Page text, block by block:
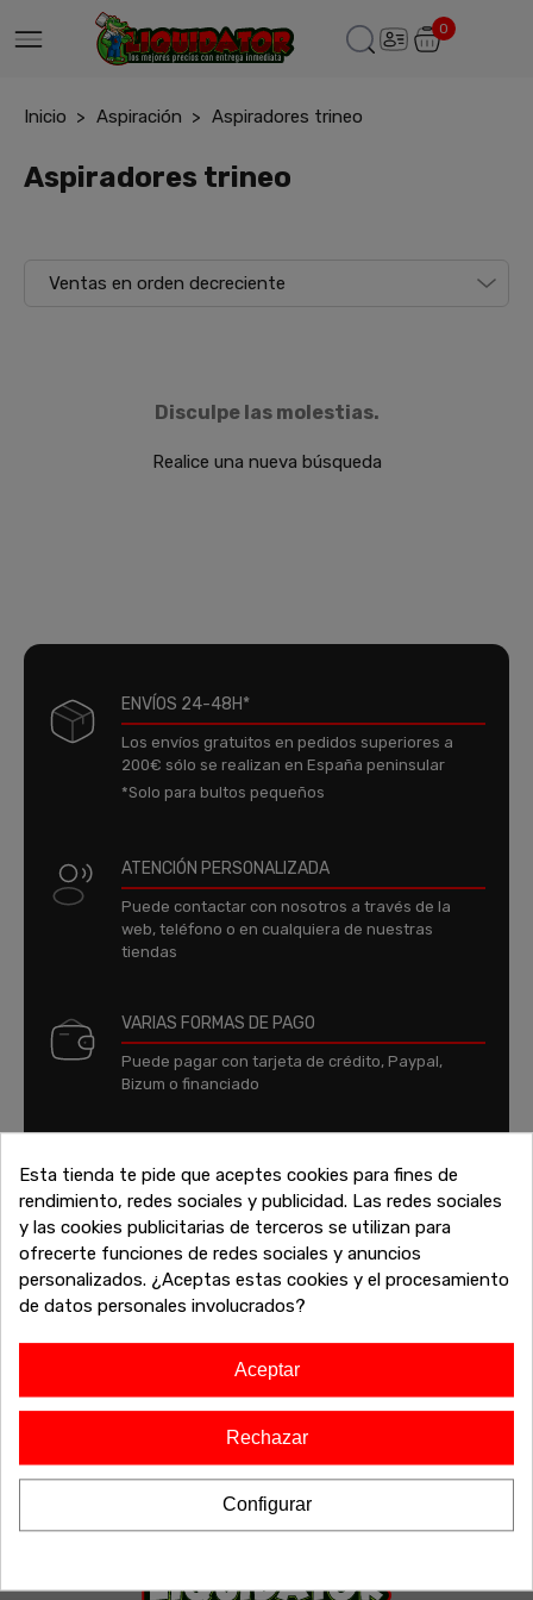
0
Inicio Aspiración Aspiradores trineo
Aspiradores trineo
Disculpe las molestias.
Realice una nueva búsqueda
ENVÍOS 24-48H*
Los envíos gratuitos en pedidos superiores a
200€ sólo se realizan en España peninsular
*Solo para bultos pequeños
ATENCIÓN PERSONALIZADA
Puede contactar con nosotros a través de la
web, teléfono o en cualquiera de nuestras
tiendas
VARIAS FORMAS DE PAGO
Puede pagar con tarjeta de crédito, Paypal,
Bizum o financiado
Financia tu compra y paga tus compras con
tranquilidad
Esta tienda te pide que aceptes cookies para fines de
rendimiento, redes sociales y publicidad. Las redes sociales
y las cookies publicitarias de terceros se utilizan para
ofrecerte funciones de redes sociales y anuncios
personalizados. ¿Aceptas estas cookies y el procesamiento
de datos personales involucrados?
Aceptar
Rechazar
Configurar